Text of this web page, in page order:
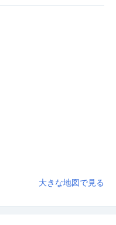
大きな地図で見る